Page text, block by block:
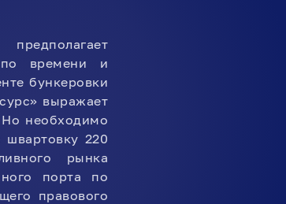
по времени и
бункеровки
выражает
Но необходимо
швартовку 220
рынка
порта по
правового